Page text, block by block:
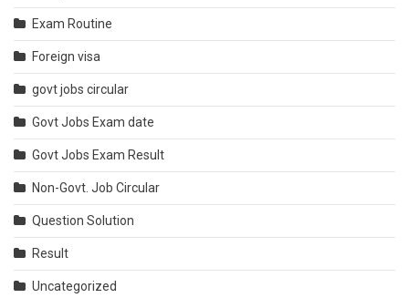
Exam Routine
Foreign visa
govt jobs circular
Govt Jobs Exam date
Govt Jobs Exam Result
Non-Govt. Job Circular
Question Solution
Result
Uncategorized